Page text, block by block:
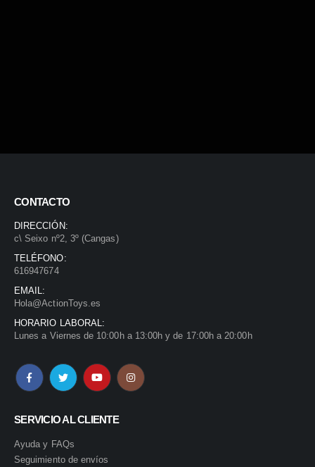
CONTACTO
DIRECCIÓN:
c\ Seixo nº2, 3º (Cangas)
TELÉFONO:
616947674
EMAIL:
Hola@ActionToys.es
HORARIO LABORAL:
Lunes a Viernes de 10:00h a 13:00h y de 17:00h a 20:00h
SERVICIO AL CLIENTE
Ayuda y FAQs
Seguimiento de envíos